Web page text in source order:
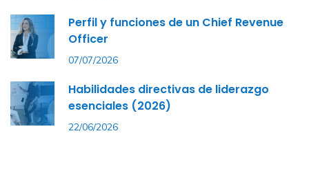
Perfil y funciones de un Chief Revenue
Officer
07/07/2026
Habilidades directivas de liderazgo
esenciales (2026)
22/06/2026